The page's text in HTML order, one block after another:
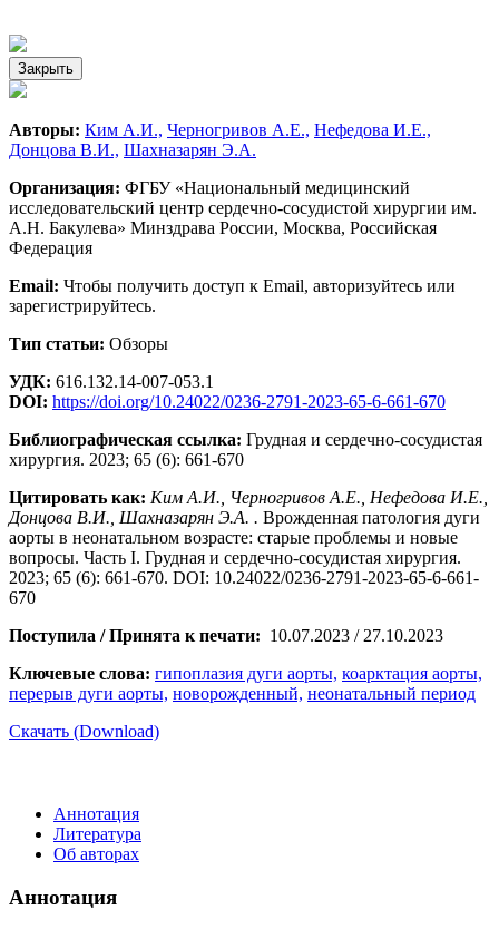
Закрыть
Авторы: Ким А.И., Черногривов А.Е., Нефедова И.Е.,
Донцова В.И., Шахназарян Э.А.
Организация: ФГБУ «Национальный медицинский
исследовательский центр сердечно-сосудистой хирургии им.
А.Н. Бакулева» Минздрава России, Москва, Российская
Федерация
Email: Чтобы получить доступ к Email, авторизуйтесь или
зарегистрируйтесь.
Тип статьи: Обзоры
УДК: 616.132.14-007-053.1
DOI: https://doi.org/10.24022/0236-2791-2023-65-6-661-670
Библиографическая ссылка: Грудная и сердечно-сосудистая
хирургия. 2023; 65 (6): 661-670
Цитировать как: Ким А.И., Черногривов А.Е., Нефедова И.Е.,
Донцова В.И., Шахназарян Э.А. . Врожденная патология дуги
аорты в неонатальном возрасте: старые проблемы и новые
вопросы. Часть I. Грудная и сердечно-сосудистая хирургия.
2023; 65 (6): 661-670. DOI: 10.24022/0236-2791-2023-65-6-661-
670
Поступила / Принята к печати: 10.07.2023 / 27.10.2023
Ключевые слова: гипоплазия дуги аорты, коарктация аорты,
перерыв дуги аорты, новорожденный, неонатальный период
Скачать (Download)
Аннотация
Литература
Об авторах
Аннотация